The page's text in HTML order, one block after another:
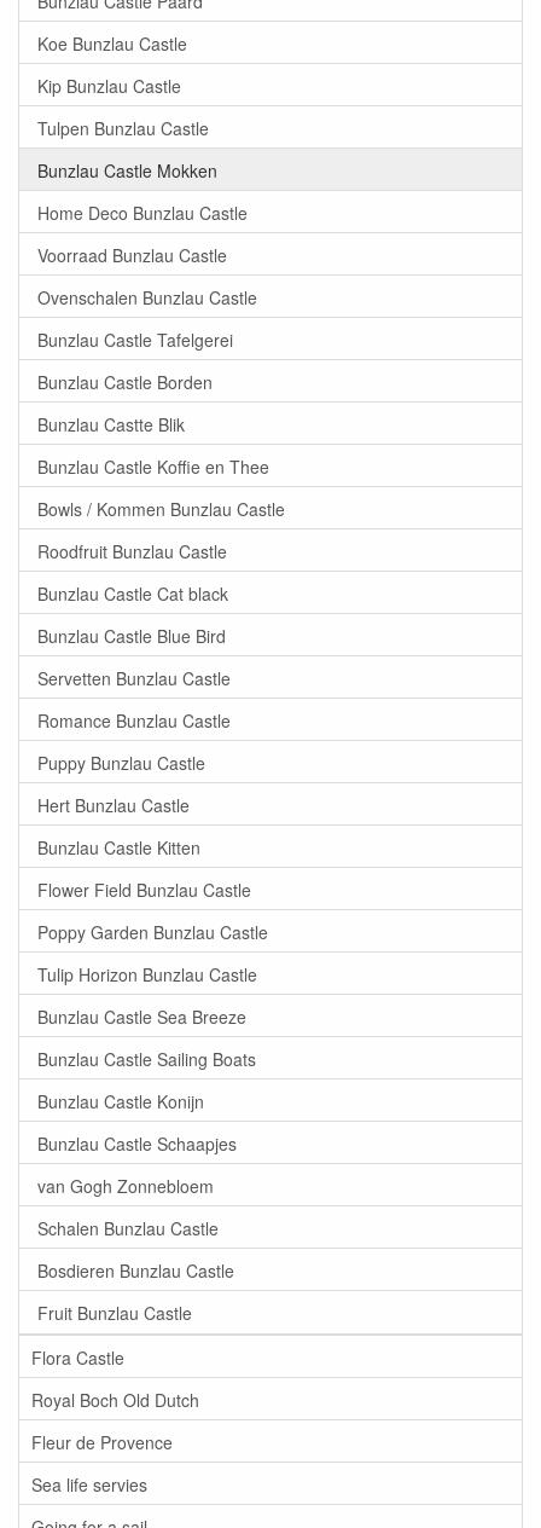
Koe Bunzlau Castle
Kip Bunzlau Castle
Tulpen Bunzlau Castle
Bunzlau Castle Mokken
Home Deco Bunzlau Castle
Voorraad Bunzlau Castle
Ovenschalen Bunzlau Castle
Bunzlau Castle Tafelgerei
Bunzlau Castle Borden
Bunzlau Castte Blik
Bunzlau Castle Koffie en Thee
Bowls / Kommen Bunzlau Castle
Roodfruit Bunzlau Castle
Bunzlau Castle Cat black
Bunzlau Castle Blue Bird
Servetten Bunzlau Castle
Romance Bunzlau Castle
Puppy Bunzlau Castle
Hert Bunzlau Castle
Bunzlau Castle Kitten
Flower Field Bunzlau Castle
Poppy Garden Bunzlau Castle
Tulip Horizon Bunzlau Castle
Bunzlau Castle Sea Breeze
Bunzlau Castle Sailing Boats
Bunzlau Castle Konijn
Bunzlau Castle Schaapjes
van Gogh Zonnebloem
Schalen Bunzlau Castle
Bosdieren Bunzlau Castle
Fruit Bunzlau Castle
Flora Castle
Royal Boch Old Dutch
Fleur de Provence
Sea life servies